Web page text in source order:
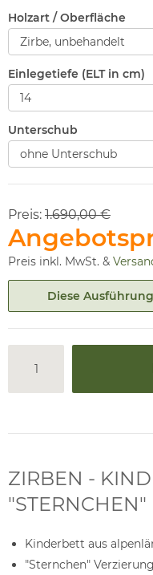
Holzart / Oberfläche
Einlegetiefe (ELT in cm)
Unterschub
Preis: 1.690,00 €
Preis inkl. MwSt. &
Diese
ZIRBEN -
"STERNCHEN"
Kinderbett aus
"Sternchen"